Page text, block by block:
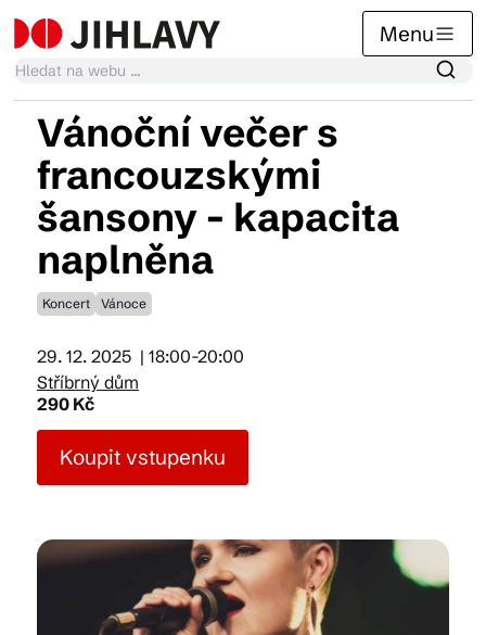
Menu
Kalendář akcí
Tradiční akce
Články
Suvenýry
Praktické info
Kam vyrazit
Vánoční večer s
francouzskými
šansony - kapacita
naplněna
Koncert Vánoce
29. 12. 2025 | 18:00-20:00
Stříbrný dům
290 Kč
Koupit vstupenku